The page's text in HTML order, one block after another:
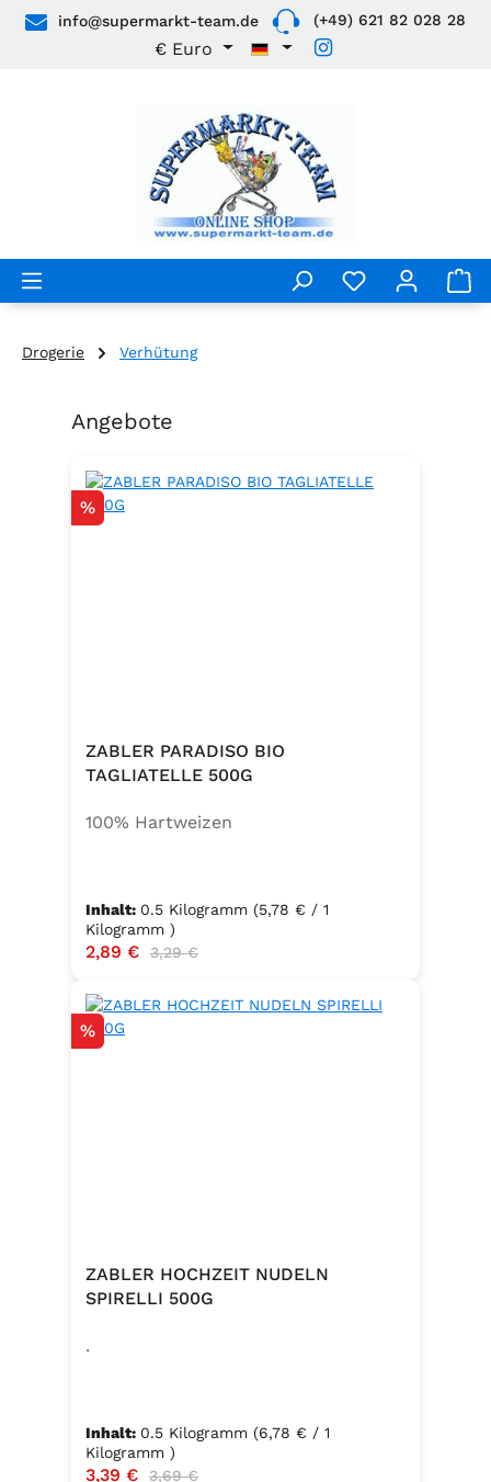
Zum Hauptinhalt springen
info@supermarkt-team.de (+49) 621 82 028 28
€ Euro
Drogerie Verhütung
Produktgalerie überspringen
Angebote
Rabatt
%
ZABLER PARADISO BIO
TAGLIATELLE 500G
100% Hartweizen
Inhalt: 0.5 Kilogramm (5,78 € / 1
Kilogramm )
Verkaufspreis:
2,89 € Regulärer Preis:
3,29 €
Rabatt
%
ZABLER HOCHZEIT NUDELN
SPIRELLI 500G
.
Inhalt: 0.5 Kilogramm (6,78 € / 1
Kilogramm )
Verkaufspreis:
3,39 € Regulärer Preis:
3,69 €